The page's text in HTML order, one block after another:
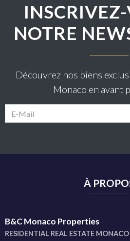
NOTRE
Découvrez nos biens
Monaco en avant
À
B&C Monaco Properties
RESIDENTIAL REAL ESTATE MONACO